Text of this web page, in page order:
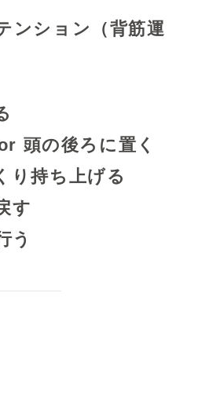
ンション（背筋運
頭の後ろに置く
り持ち上げる
す
う